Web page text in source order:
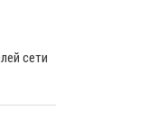
сети